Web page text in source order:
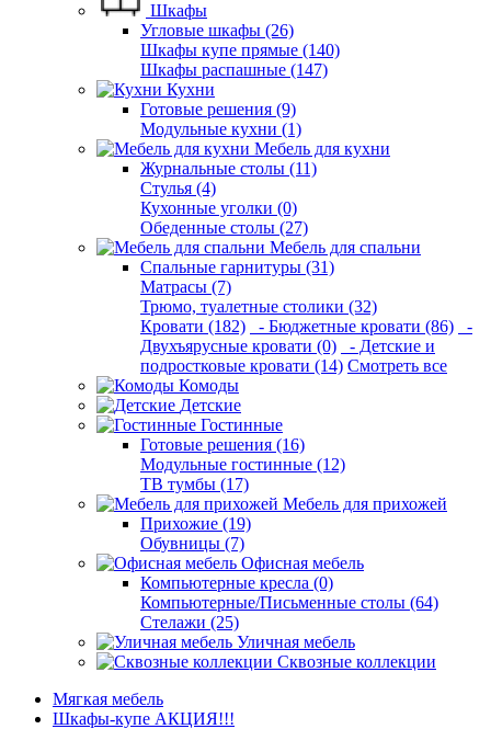
Шкафы
Угловые шкафы (26)
Шкафы купе прямые (140)
Шкафы распашные (147)
Кухни
Готовые решения (9)
Модульные кухни (1)
Мебель для кухни
Журнальные столы (11)
Стулья (4)
Кухонные уголки (0)
Обеденные столы (27)
Мебель для спальни
Спальные гарнитуры (31)
Матрасы (7)
Трюмо, туалетные столики (32)
Кровати (182)
- Бюджетные кровати (86)
-
Двухъярусные кровати (0)
- Детские и
подростковые кровати (14) Смотреть все
Комоды
Детские
Гостинные
Готовые решения (16)
Модульные гостинные (12)
ТВ тумбы (17)
Мебель для прихожей
Прихожие (19)
Обувницы (7)
Офисная мебель
Компьютерные кресла (0)
Компьютерные/Письменные столы (64)
Стелажи (25)
Уличная мебель
Сквозные коллекции
Мягкая мебель
Шкафы-купе АКЦИЯ!!!